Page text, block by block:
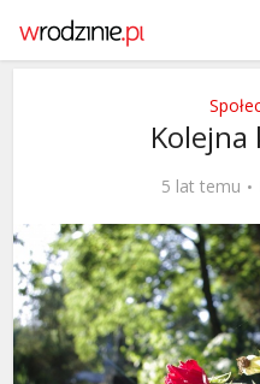
Kolejna
5 lat temu